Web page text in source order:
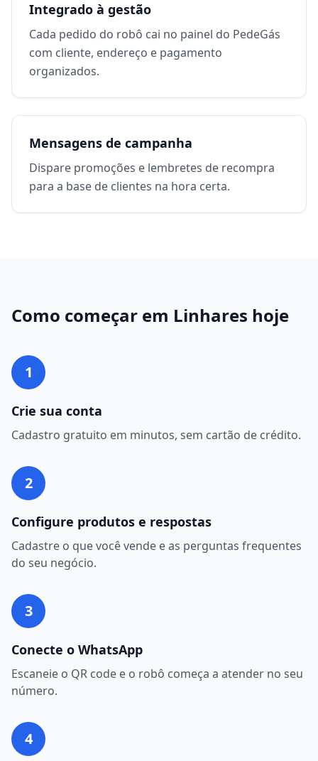
Integrado à gestão
Cada pedido do robô cai no painel do PedeGás
com cliente, endereço e pagamento
organizados.
Mensagens de campanha
Dispare promoções e lembretes de recompra
para a base de clientes na hora certa.
Como começar em Linhares hoje
1
Crie sua conta
Cadastro gratuito em minutos, sem cartão de crédito.
2
Configure produtos e respostas
Cadastre o que você vende e as perguntas frequentes
do seu negócio.
3
Conecte o WhatsApp
Escaneie o QR code e o robô começa a atender no seu
número.
4